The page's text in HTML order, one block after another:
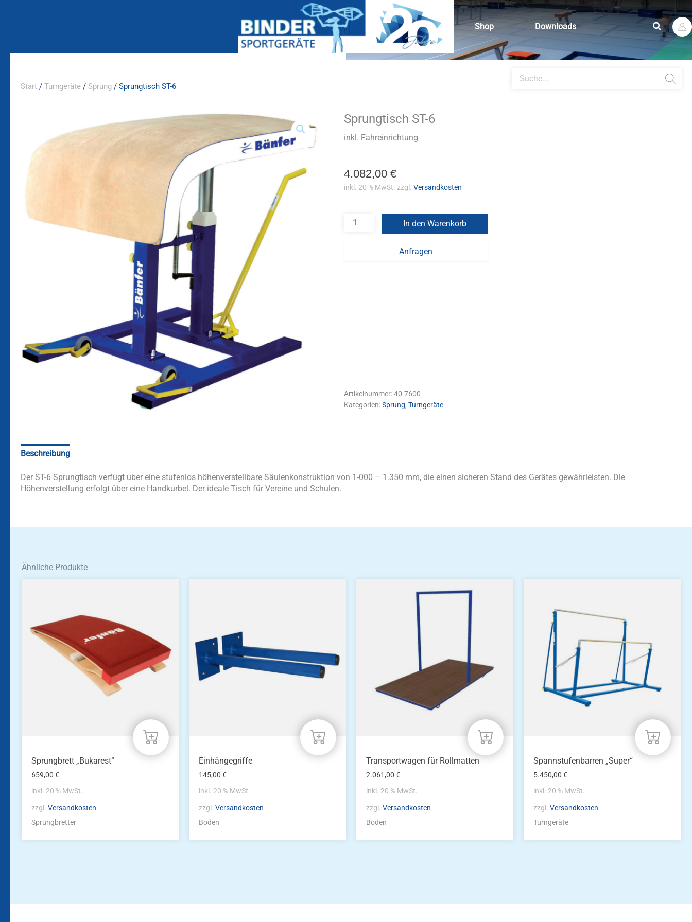
Shop Downloads Suchen
search
Start / Turngeräte / Sprung / Sprungtisch ST-6
Sprungtisch ST-6
inkl. Fahreinrichtung
4.082,00 €
inkl. 20 % MwSt. zzgl. Versandkosten
Sprungtisch
ST-
6
In den Warenkorb
Anfragen
Artikelnummer:40-7600
Kategorien:Sprung, Turngeräte
Beschreibung
Der ST-6 Sprungtisch verfügt über eine stufenlos höhenverstellbare Säulenkonstruktion von 1-000 – 1.350 mm, die einen sicheren Stand des Gerätes gewährleisten. Die
Höhenverstellung erfolgt über eine Handkurbel. Der ideale Tisch für Vereine und Schulen.
Ähnliche Produkte
Sprungbrett „Bukarest“
659,00€
inkl. 20 % MwSt.
zzgl.Versandkosten
Sprungbretter
Einhängegriffe
145,00€
inkl. 20 % MwSt.
zzgl.Versandkosten
Boden
Transportwagen für Rollmatten
2.061,00€
inkl. 20 % MwSt.
zzgl.Versandkosten
Boden
Spannstufenbarren „Super“
5.450,00€
inkl. 20 % MwSt.
zzgl.Versandkosten
Turngeräte